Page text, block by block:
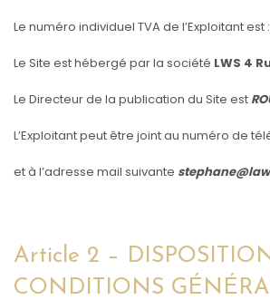
Le numéro individuel TVA de l’Exploitant est :
Le Site est hébergé par la société LWS 4
Le Directeur de la publication du Site est
L’Exploitant peut être joint au numéro de
et à l’adresse mail suivante
Article 2 –
CONDITIONS